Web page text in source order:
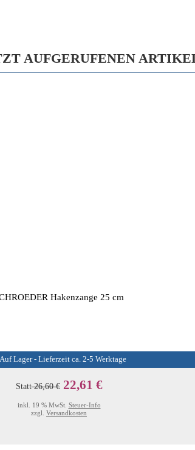
AUFGERUFENEN
Hakenzange 25 cm
Auf Lager - Lieferzeit ca. 2-5 Werktage
Statt26,60 € 22,61 €
inkl. 19 % MwSt. Steuer-Info
zzgl. Versandkosten